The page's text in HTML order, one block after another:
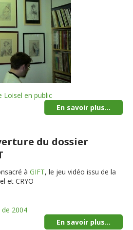
Loisel en public
En savoir plus...
du dossier
àGIFT, le jeu vidéo issu de la
et CRYO
2004
En savoir plus...